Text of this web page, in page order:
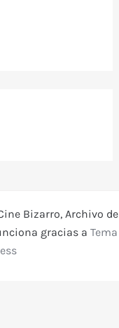
Bizarro, Archivo de
gracias a Tema